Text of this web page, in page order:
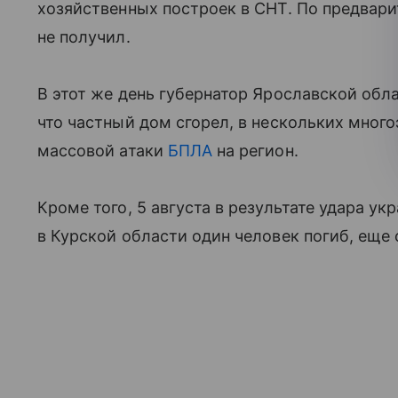
хозяйственных построек в СНТ. По
не получил.
В этот же день губернатор Ярославской
что частный дом сгорел, в нескольких
массовой атаки БПЛА на регион.
Кроме того, 5 августа в результате удара
в Курской области один человек погиб, еще